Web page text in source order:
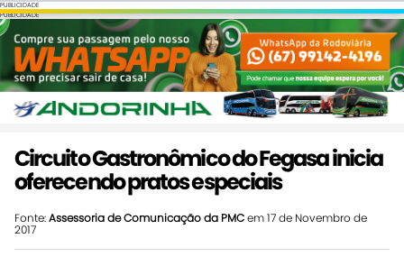
PUBLICIDADE
PUBLICIDADE
Circuito Gastronômico do Fegasa inicia
oferecendo pratos especiais
Fonte:Assessoria de Comunicação da PMCem 17 de Novembro de
2017